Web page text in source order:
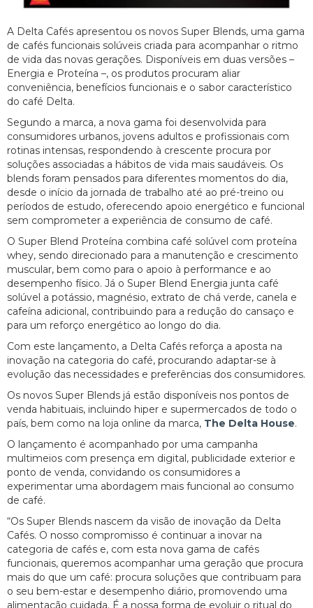
A Delta Cafés apresentou os novos Super Blends, uma gama
de cafés funcionais solúveis criada para acompanhar o ritmo
de vida das novas gerações. Disponíveis em duas versões –
Energia e Proteína –, os produtos procuram aliar
conveniência, benefícios funcionais e o sabor característico
do café Delta.
Segundo a marca, a nova gama foi desenvolvida para
consumidores urbanos, jovens adultos e profissionais com
rotinas intensas, respondendo à crescente procura por
soluções associadas a hábitos de vida mais saudáveis. Os
blends foram pensados para diferentes momentos do dia,
desde o início da jornada de trabalho até ao pré-treino ou
períodos de estudo, oferecendo apoio energético e funcional
sem comprometer a experiência de consumo de café.
O Super Blend Proteína combina café solúvel com proteína
whey, sendo direcionado para a manutenção e crescimento
muscular, bem como para o apoio à performance e ao
desempenho físico. Já o Super Blend Energia junta café
solúvel a potássio, magnésio, extrato de chá verde, canela e
cafeína adicional, contribuindo para a redução do cansaço e
para um reforço energético ao longo do dia.
Com este lançamento, a Delta Cafés reforça a aposta na
inovação na categoria do café, procurando adaptar-se à
evolução das necessidades e preferências dos consumidores.
Os novos Super Blends já estão disponíveis nos pontos de
venda habituais, incluindo hiper e supermercados de todo o
país, bem como na loja online da marca, The Delta House.
O lançamento é acompanhado por uma campanha
multimeios com presença em digital, publicidade exterior e
ponto de venda, convidando os consumidores a
experimentar uma abordagem mais funcional ao consumo
de café.
“Os Super Blends nascem da visão de inovação da Delta
Cafés. O nosso compromisso é continuar a inovar na
categoria de cafés e, com esta nova gama de cafés
funcionais, queremos acompanhar uma geração que procura
mais do que um café: procura soluções que contribuam para
o seu bem-estar e desempenho diário, promovendo uma
alimentação cuidada. É a nossa forma de evoluir o ritual do